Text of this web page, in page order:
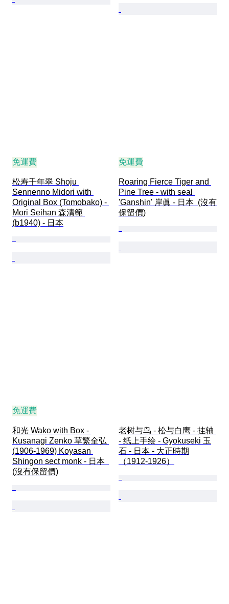
免運費
松寿千年翠 Shoju
Sennenno Midori with
Original Box (Tomobako) -
Mori Seihan 森清範
(b1940) - 日本
免運費
Roaring Fierce Tiger and
Pine Tree - with seal
'Ganshin' 岸眞 - 日本  (沒有
保留價)
免運費
和光 Wako with Box -
Kusanagi Zenko 草繁全弘
(1906-1969) Koyasan
Shingon sect monk - 日本
(沒有保留價)
老树与鸟 - 松与白鹰 - 挂轴
- 纸上手绘 - Gyokuseki 玉
石 - 日本 - 大正時期
（1912-1926）